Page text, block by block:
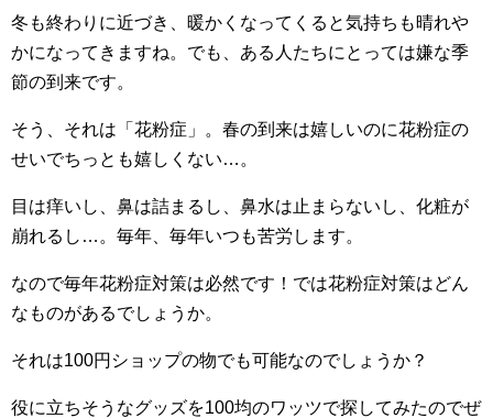
冬も終わりに近づき、暖かくなってくると気持ちも晴れや
かになってきますね。でも、ある人たちにとっては嫌な季
節の到来です。
そう、それは「花粉症」。春の到来は嬉しいのに花粉症の
せいでちっとも嬉しくない…。
目は痒いし、鼻は詰まるし、鼻水は止まらないし、化粧が
崩れるし…。毎年、毎年いつも苦労します。
なので毎年花粉症対策は必然です！では花粉症対策はどん
なものがあるでしょうか。
それは100円ショップの物でも可能なのでしょうか？
役に立ちそうなグッズを100均のワッツで探してみたのでぜ